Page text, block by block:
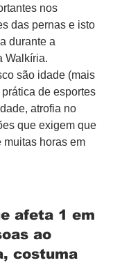
nos
das pernas e isto
durante a
Walkíria.
são idade (mais
de esportes
atrofia no
que exigem que
muitas horas em
afeta 1 em
ao
costuma